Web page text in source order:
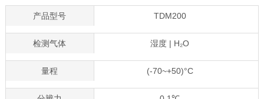
产品型号 TDM200
检测气体 湿度 | H₂O
量程 (-70~+50)°C